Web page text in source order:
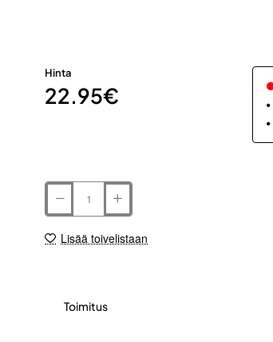
Hinta
22.95€
Lisää toivelistaan
Toimitus